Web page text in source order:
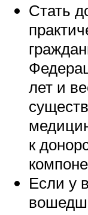
Стать
лет и
к
Если у